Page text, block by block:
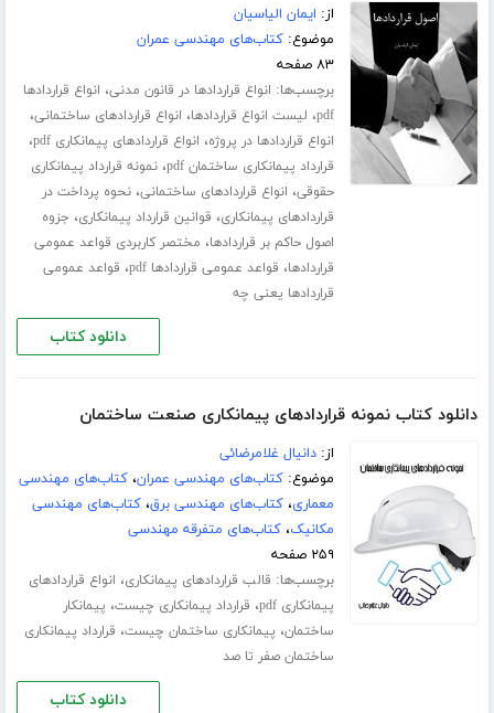
از: ایمان الیاسیان
موضوع:کتاب‌های مهندسی عمران
۸۳ صفحه
برچسب‌ها: انواع قراردادها در قانون مدنی، انواع قراردادها
pdf، لیست انواع قراردادها، انواع قراردادهای ساختمانی،
انواع قراردادها در پروژه، انواع قراردادهای پیمانکاری pdf ،
قرارداد پیمانکاری ساختمان pdf ،نمونه قرارداد پیمانکاری
حقوقی، انواع قراردادهای ساختمانی،نحوه پرداخت در
قراردادهای پیمانکاری، قوانین قرارداد پیمانکاری، جزوه
اصول حاکم بر قراردادها، مختصر کاربردی قواعد عمومی
قراردادها، قواعد عمومی قراردادها pdf ، قواعد عمومی
قراردادها یعنی چه
دانلود کتاب
دانلود کتاب نمونه قراردادهای پیمانکاری صنعت ساختمان
از:دانیال غلامرضائی
موضوع:کتاب‌های مهندسی عمران،کتاب‌های مهندسی
معماری،کتاب‌های مهندسی برق،کتاب‌های مهندسی
مکانیک،کتاب‌های متفرقه مهندسی
۲۵۹ صفحه
برچسب‌ها: قالب قراردادهای پیمانکاری، انواع قراردادهای
پیمانکاری pdf
، قرارداد پیمانکاری چیست، پیمانکار
ساختمان، پیمانکاری ساختمان چیست، قرارداد پیمانکاری
ساختمان صفر تا صد
دانلود کتاب